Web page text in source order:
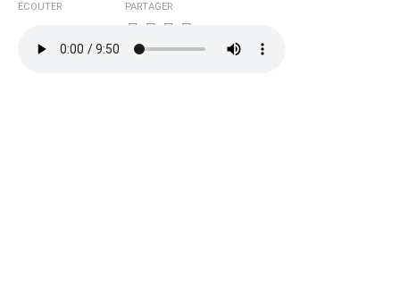
ÉCOUTER PARTAGER